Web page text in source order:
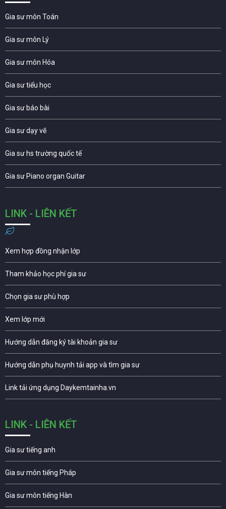
Gia sư môn Toán
Gia sư môn Lý
Gia sư môn Hóa
Gia sư tiểu học
Gia sư báo bài
Gia sư dạy vẽ
Gia sư hs trường quốc tế
Gia sư Piano organ Guitar
LINK - LIÊN KẾT
Xem hợp đồng nhận lớp
Tham khảo học phí gia sư
Chọn gia sư phù hợp
Xem lớp mới
Hướng dẫn đăng ký tài khoản gia sư
Hướng dẫn phụ huynh tải app và tìm gia sư
Link tải ứng dụng Daykemtainha.vn
LINK - LIÊN KẾT
Gia sư tiếng anh
Gia sư môn tiếng Pháp
Gia sư môn tiếng Hàn